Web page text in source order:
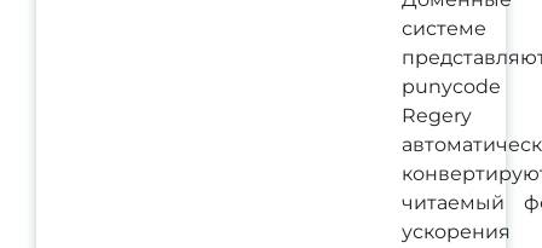
punycode
Regery
читаемый